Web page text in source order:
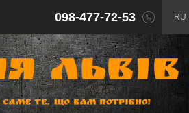
RU
098-477-72-53